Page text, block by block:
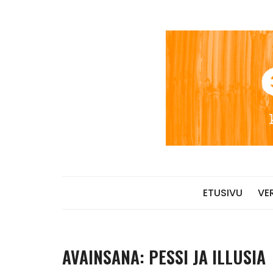
ETUSIVU
AVAINSANA: PESSI JA ILLUSIA